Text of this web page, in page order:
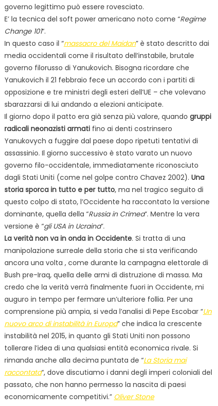
governo legittimo può essere rovesciato.
E’ la tecnica del soft power americano noto come “Regime
Change 101“.
In questo caso il “massacro del Maidan” è stato descritto dai
media occidentali come il risultato dell’instabile, brutale
governo filorusso di Yanukovich. Bisogna ricordare che
Yanukovich il 21 febbraio fece un accordo con i partiti di
opposizione e tre ministri degli esteri dell’UE – che volevano
sbarazzarsi di lui andando a elezioni anticipate.
Il giorno dopo il patto era già senza più valore, quando gruppi
radicali neonazisti armatifino ai denti costrinsero
Yanukovych a fuggire dal paese dopo ripetuti tentativi di
assassinio. Il giorno successivo è stato varato un nuovo
governo filo-occidentale, immediatamente riconosciuto
dagli Stati Uniti (come nel golpe contro Chavez 2002). Una
storia sporca in tutto e per tutto, ma nel tragico seguito di
questo colpo di stato, l’Occidente ha raccontato la versione
dominante, quella della “Russia in Crimea“. Mentre la vera
versione è “gli USA in Ucraina“.
La verità non va in onda in Occidente. Si tratta di una
manipolazione surreale della storia che si sta verificando
ancora una volta , come durante la campagna elettorale di
Bush pre-Iraq, quella delle armi di distruzione di massa. Ma
credo che la verità verrà finalmente fuori in Occidente, mi
auguro in tempo per fermare un’ulteriore follia. Per una
comprensione più ampia, si veda l’analisi di Pepe Escobar “Un
nuovo arco di instabilità in Europa” che indica la crescente
instabilità nel 2015, in quanto gli Stati Uniti non possono
tollerare l’idea di una qualsiasi entità economica rivale. Si
rimanda anche alla decima puntata de “La Storia mai
raccontata“, dove discutiamo i danni degli imperi coloniali del
passato, che non hanno permesso la nascita di paesi
economicamente competitivi.” Oliver Stone